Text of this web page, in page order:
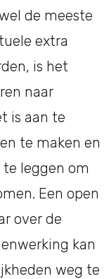
de meeste
extra
is het
naar
is aan te
te maken en
leggen om
Een open
over de
kan
weg te